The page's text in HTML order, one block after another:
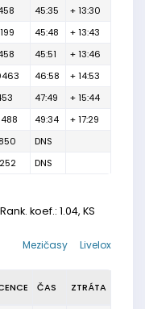
45:35
+ 13:30
45:48
+ 13:43
45:51
+ 13:46
46:58
+ 14:53
47:49
+ 15:44
49:34
+ 17:29
DNS
DNS
Rank. koef.: 1.04, KS
Livelox
Mezičasy
ČAS ZTRÁTA